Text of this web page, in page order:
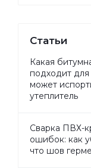
Статьи
Какая
подходит для
может
утеплитель
Сварка ПВХ-
ошибок: как
что шов